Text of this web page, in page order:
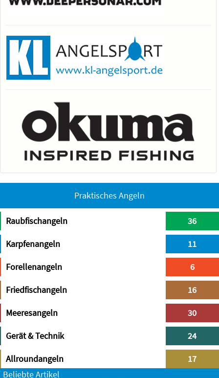
Praktisches Angeln
Raubfischangeln 36
Karpfenangeln 11
Forellenangeln 6
Friedfischangeln 16
Meeresangeln 30
Gerät & Technik 24
Allroundangeln
17
Beliebte Artikel